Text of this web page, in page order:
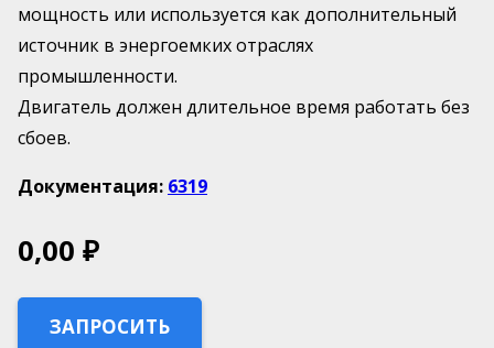
мощность или используется как дополнительный
источник в энергоемких отраслях
промышленности.
Двигатель должен длительное время работать без
сбоев.
Документация: 6319
0,00 ₽
ЗАПРОСИТЬ